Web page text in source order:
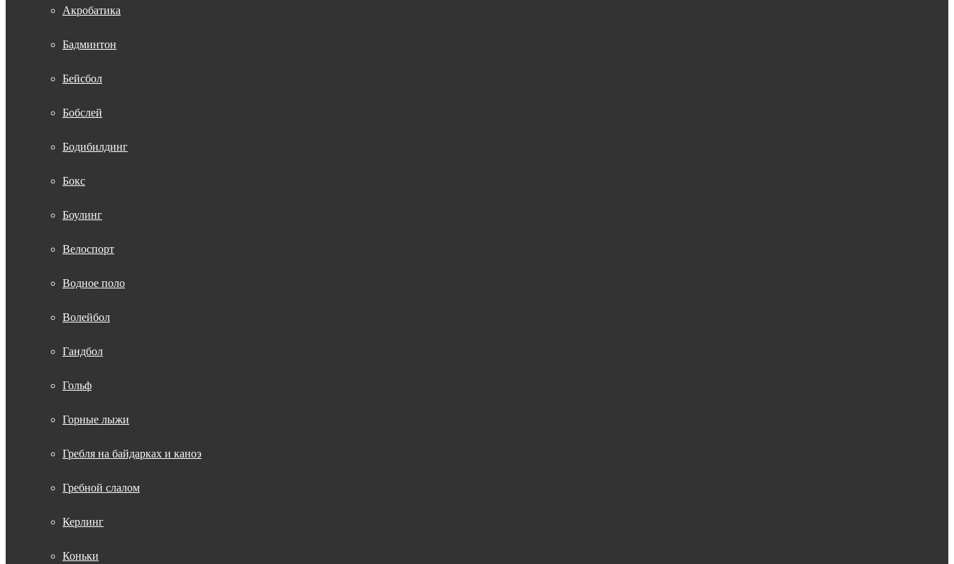
Акробатика
Бадминтон
Бейсбол
Бобслей
Бодибилдинг
Бокс
Боулинг
Велоспорт
Водное поло
Волейбол
Гандбол
Гольф
Горные лыжи
Гребля на байдарках и каноэ
Гребной слалом
Керлинг
Коньки